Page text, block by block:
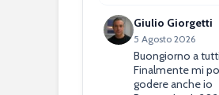
Giulio Giorgetti
5 Agosto 2026
Buongiorno a
Finalmente mi
godere anche io